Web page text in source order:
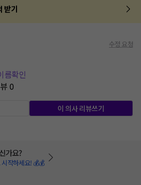
받기
수정 요청
름확인
0
이 의사 리뷰쓰기
가요?
작하세요! 💰💰